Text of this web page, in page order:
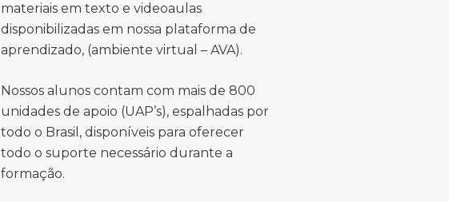
materiais em texto e videoaulas
disponibilizadas em nossa plataforma de
aprendizado, (ambiente virtual – AVA).
Nossos alunos contam com mais de 800
unidades de apoio (UAP’s), espalhadas por
todo o Brasil, disponíveis para oferecer
todo o suporte necessário durante a
formação.